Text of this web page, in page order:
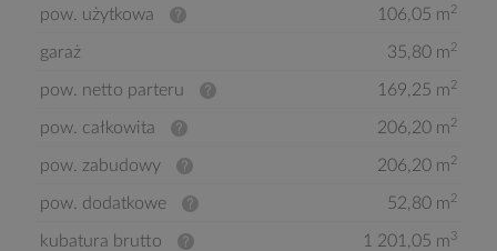
pow. użytkowa 106,05 m2
garaż 35,80 m2
pow. netto parteru 169,25 m2
pow. całkowita 206,20 m2
pow. zabudowy 206,20 m2
pow. dodatkowe 52,80 m2
kubatura brutto 1 201,05 m3